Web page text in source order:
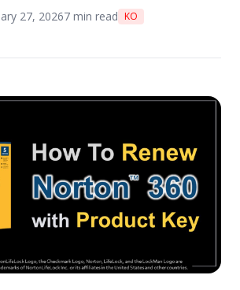
27, 20267 min read KO